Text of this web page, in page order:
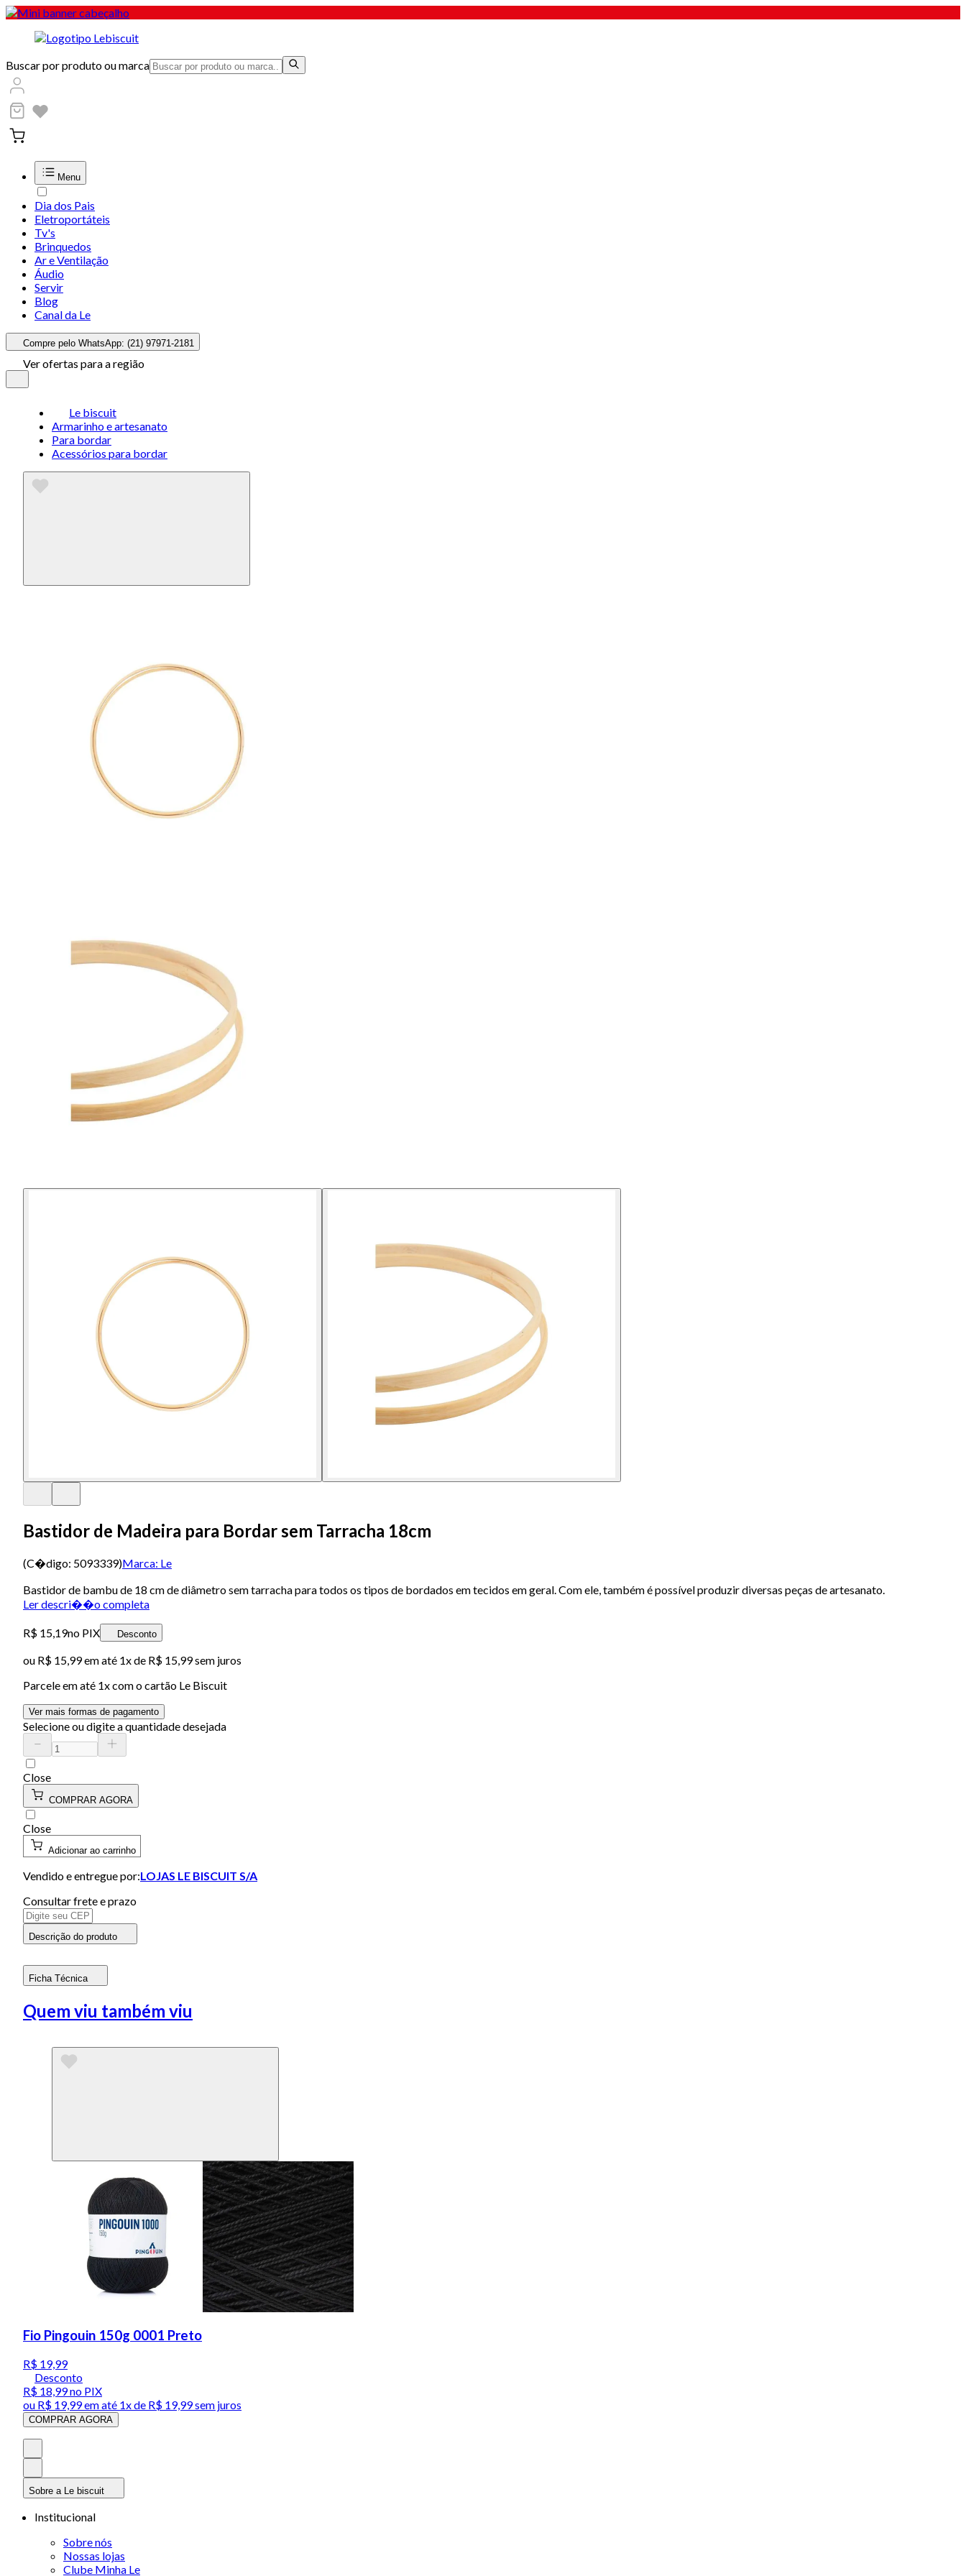
Buscar por produto ou marca
Menu
Dia dos Pais
Eletroportáteis
Tv's
Brinquedos
Ar e Ventilação
Áudio
Servir
Blog
Canal da Le
Compre pelo WhatsApp: (21) 97971-2181
Ver ofertas para a região
Le biscuit
Armarinho e artesanato
Para bordar
Acessórios para bordar
Bastidor de Madeira para Bordar sem Tarracha 18cm
(C�digo: 5093339)Marca: Le
Bastidor de bambu de 18 cm de diâmetro sem tarracha para todos os tipos de bordados em tecidos em geral. Com ele, também é possível produzir diversas peças de artesanato.
Ler descri��o completa
R$ 15,19no PIX Desconto
ou R$ 15,99em até 1x de R$ 15,99sem juros
Parcele em até 1x com o cartão Le Biscuit
Ver mais formas de pagamento
Selecione ou digite a quantidade desejada
Close
COMPRAR AGORA
Close
Adicionar ao carrinho
Vendido e entregue por:LOJAS LE BISCUIT S/A
Consultar frete e prazo
Descrição do produto
Ficha Técnica
Quem viu também viu
Fio Pingouin 150g 0001 Preto
R$ 19,99
Desconto
R$ 18,99no PIX
ou R$ 19,99em até 1x de R$ 19,99sem juros
COMPRAR AGORA
Sobre a Le biscuit
Institucional
Sobre nós
Nossas lojas
Clube Minha Le